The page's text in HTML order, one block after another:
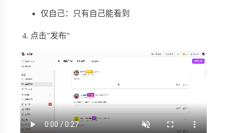
仅自己：只有自己能看到
点击"发布"